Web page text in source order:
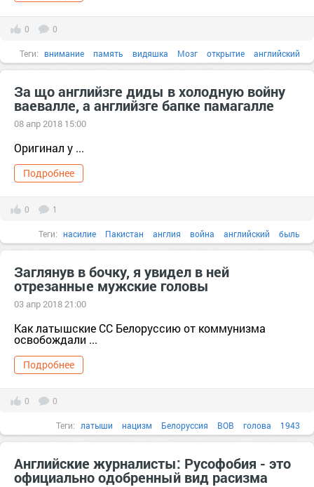
0 0
Теги: внимание память видяшка Мозг открытие английский
За що английзге диды в холодную войну
ваевалле, а английзге бапке памагалле
08 апр 2018 15:00
Оригинал у ...
Подробнее
0 1
Теги: насилие Пакистан англия война английский быль
Заглянув в бочку, я увидел в ней
отрезанные мужские головы
03 апр 2018 21:00
Как латышские СС Белоруссию от коммунизма
освобождали ...
Подробнее
0 0
Теги: латыши нацизм Белоруссия ВОВ голова 1943
Английские журналисты: Русофобия - это
официально одобренный вид расизма